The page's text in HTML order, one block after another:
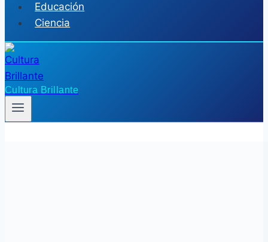
Educación
Ciencia
Cultura Brillante